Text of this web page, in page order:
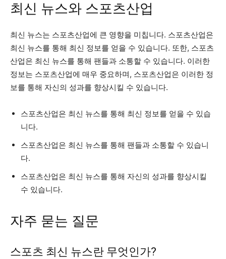
최신 뉴스와 스포츠산업
최신 뉴스는 스포츠산업에 큰 영향을 미칩니다. 스포츠산업은
최신 뉴스를 통해 최신 정보를 얻을 수 있습니다. 또한, 스포츠
산업은 최신 뉴스를 통해 팬들과 소통할 수 있습니다. 이러한
정보는 스포츠산업에 매우 중요하며, 스포츠산업은 이러한 정
보를 통해 자신의 성과를 향상시킬 수 있습니다.
스포츠산업은 최신 뉴스를 통해 최신 정보를 얻을 수 있습
니다.
스포츠산업은 최신 뉴스를 통해 팬들과 소통할 수 있습니
다.
스포츠산업은 최신 뉴스를 통해 자신의 성과를 향상시킬
수 있습니다.
자주 묻는 질문
스포츠 최신 뉴스란 무엇인가?